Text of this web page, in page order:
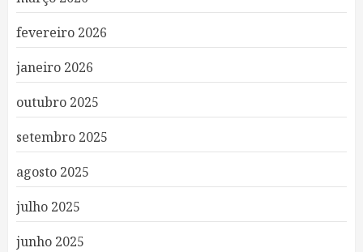
fevereiro 2026
janeiro 2026
outubro 2025
setembro 2025
agosto 2025
julho 2025
junho 2025